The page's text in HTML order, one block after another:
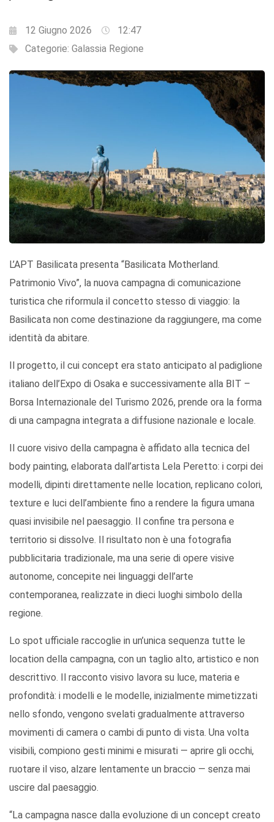
12 Giugno 2026
12:47
Categorie: Galassia Regione
L’APT Basilicata presenta “Basilicata Motherland.
Patrimonio Vivo”, la nuova campagna di comunicazione
turistica che riformula il concetto stesso di viaggio: la
Basilicata non come destinazione da raggiungere, ma come
identità da abitare.
Il progetto, il cui concept era stato anticipato al padiglione
italiano dell’Expo di Osaka e successivamente alla BIT –
Borsa Internazionale del Turismo 2026, prende ora la forma
di una campagna integrata a diffusione nazionale e locale.
Il cuore visivo della campagna è affidato alla tecnica del
body painting, elaborata dall’artista Lela Peretto: i corpi dei
modelli, dipinti direttamente nelle location, replicano colori,
texture e luci dell’ambiente fino a rendere la figura umana
quasi invisibile nel paesaggio. Il confine tra persona e
territorio si dissolve. Il risultato non è una fotografia
pubblicitaria tradizionale, ma una serie di opere visive
autonome, concepite nei linguaggi dell’arte
contemporanea, realizzate in dieci luoghi simbolo della
regione.
Lo spot ufficiale raccoglie in un’unica sequenza tutte le
location della campagna, con un taglio alto, artistico e non
descrittivo. Il racconto visivo lavora su luce, materia e
profondità: i modelli e le modelle, inizialmente mimetizzati
nello sfondo, vengono svelati gradualmente attraverso
movimenti di camera o cambi di punto di vista. Una volta
visibili, compiono gesti minimi e misurati — aprire gli occhi,
ruotare il viso, alzare lentamente un braccio — senza mai
uscire dal paesaggio.
“La campagna nasce dalla evoluzione di un concept creato